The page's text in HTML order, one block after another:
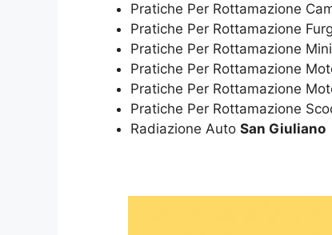
Pratiche Per Rottamazione
Pratiche Per Rottamazione
Pratiche Per Rottamazione
Pratiche Per Rottamazione
Pratiche Per Rottamazione
Pratiche Per Rottamazione
Radiazione Auto San Giuliano